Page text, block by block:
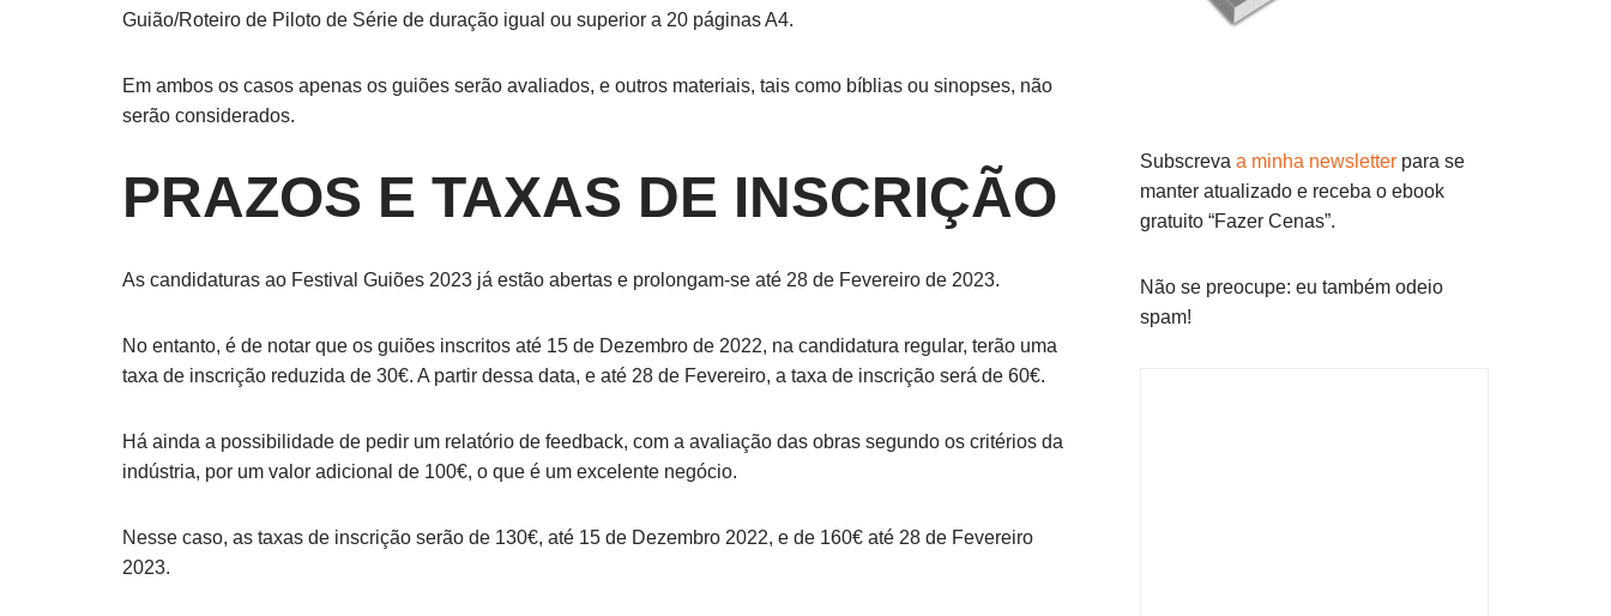
Guião/Roteiro de Piloto de Série de duração igual ou superior a 20 páginas A4.
Em ambos os casos apenas os guiões serão avaliados, e outros materiais, tais como bíblias ou sinopses, não
serão considerados.
PRAZOS E TAXAS DE INSCRIÇÃO
As candidaturas ao Festival Guiões 2023 já estão abertas e prolongam-se até 28 de Fevereiro de 2023.
No entanto, é de notar que os guiões inscritos até 15 de Dezembro de 2022, na candidatura regular, terão uma
taxa de inscrição reduzida de 30€. A partir dessa data, e até 28 de Fevereiro, a taxa de inscrição será de 60€.
Há ainda a possibilidade de pedir um relatório de feedback, com a avaliação das obras segundo os critérios da
indústria, por um valor adicional de 100€, o que é um excelente negócio.
Nesse caso, as taxas de inscrição serão de 130€, até 15 de Dezembro 2022, e de 160€ até 28 de Fevereiro
2023.
Subscreva a minha newsletter para se
manter atualizado e receba o ebook
gratuito “Fazer Cenas”.
Não se preocupe: eu também odeio
spam!